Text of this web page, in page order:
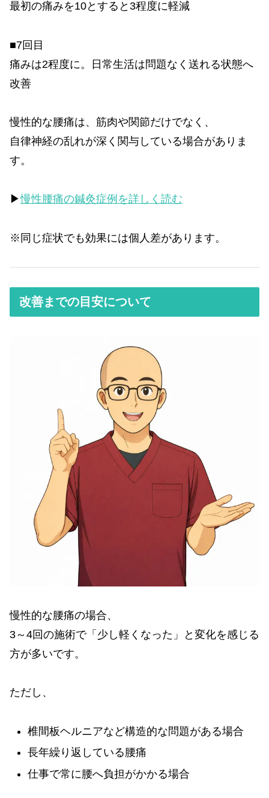
最初の痛みを10とすると3程度に軽減
■7回目
痛みは2程度に。日常生活は問題なく送れる状態へ
改善
慢性的な腰痛は、筋肉や関節だけでなく、
自律神経の乱れが深く関与している場合がありま
す。
▶慢性腰痛の鍼灸症例を詳しく読む
※同じ症状でも効果には個人差があります。
改善までの目安について
慢性的な腰痛の場合、
3～4回の施術で「少し軽くなった」と変化を感じる
方が多いです。
ただし、
椎間板ヘルニアなど構造的な問題がある場合
長年繰り返している腰痛
仕事で常に腰へ負担がかかる場合